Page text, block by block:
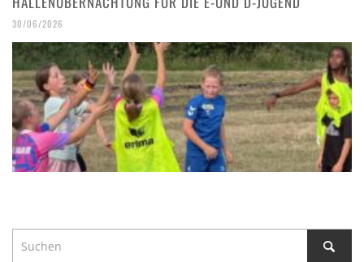
30/06/2026